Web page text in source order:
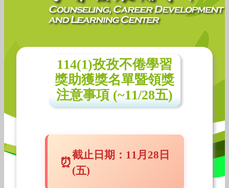
114(1)孜孜不倦學習
獎助獲獎名單暨領獎
注意事項 (~11/28五)
截止日期：11月28日
(五)